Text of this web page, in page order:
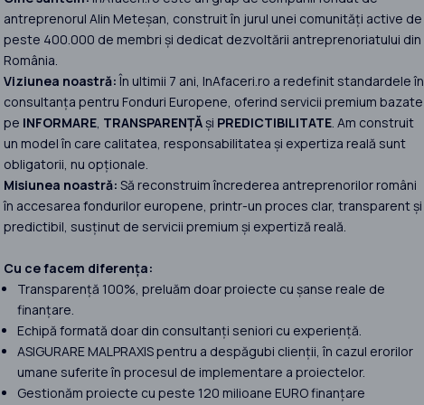
antreprenorul Alin Meteșan, construit în jurul unei comunități active de
peste 400.000 de membri și dedicat dezvoltării antreprenoriatului din
România.
Viziunea noastră:În ultimii 7 ani, InAfaceri.ro a redefinit standardele în
consultanța pentru Fonduri Europene, oferind servicii premium bazate
pe INFORMARE, TRANSPARENȚĂși PREDICTIBILITATE. Am construit
un model în care calitatea, responsabilitatea și expertiza reală sunt
obligatorii, nu opționale.
Misiunea noastră: Să reconstruim încrederea antreprenorilor români
în accesarea fondurilor europene, printr-un proces clar, transparent și
predictibil, susținut de servicii premium și expertiză reală.
Cu ce facem diferența:
Transparență 100%, preluăm doar proiecte cu șanse reale de
finanțare.
Echipă formată doar din consultanți seniori cu experiență.
ASIGURARE MALPRAXIS pentru a despăgubi clienții, în cazul erorilor
umane suferite în procesul de implementare a proiectelor.
Gestionăm proiecte cu peste 120 milioane EURO finanțare